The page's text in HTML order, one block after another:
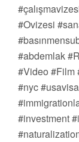
#Ovizesi
#abdemlak
#Video #Film
#nyc
#investment